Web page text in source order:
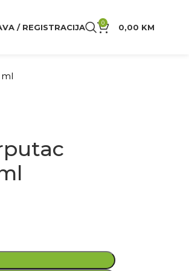
/ REGISTRACIJA 0 0,00 KM